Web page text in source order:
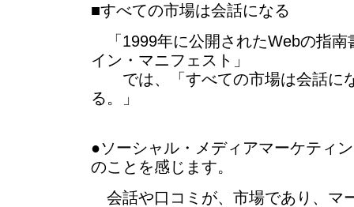
■すべての市場は会話になる
「1999年に公開されたWebの指南
イン・マニフェスト」
では、「すべての市場は会話に
る。」
●ソーシャル・メディアマーケティ
のことを感じます。
会話や口コミが、市場であり、マ